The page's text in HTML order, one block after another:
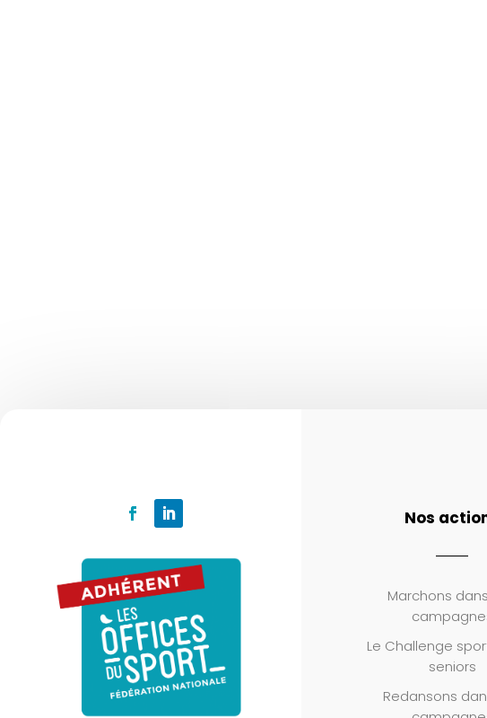
Nos
Marchons
Le Challenge
seniors
Redansons